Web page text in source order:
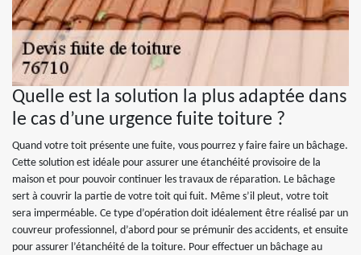
Quelle est la solution la plus adaptée dans
le cas d’une urgence fuite toiture ?
Quand votre toit présente une fuite, vous pourrez y faire faire un bâchage.
Cette solution est idéale pour assurer une étanchéité provisoire de la
maison et pour pouvoir continuer les travaux de réparation. Le bâchage
sert à couvrir la partie de votre toit qui fuit. Même s’il pleut, votre toit
sera imperméable. Ce type d’opération doit idéalement être réalisé par un
couvreur professionnel, d’abord pour se prémunir des accidents, et ensuite
pour assurer l’étanchéité de la toiture. Pour effectuer un bâchage au